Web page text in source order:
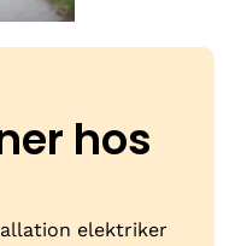
hos
elektriker